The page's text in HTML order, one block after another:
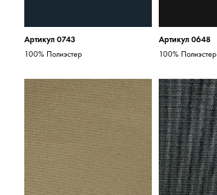
Артикул 0743
100% Полиэстер
Артикул 0648
100% Полиэстер